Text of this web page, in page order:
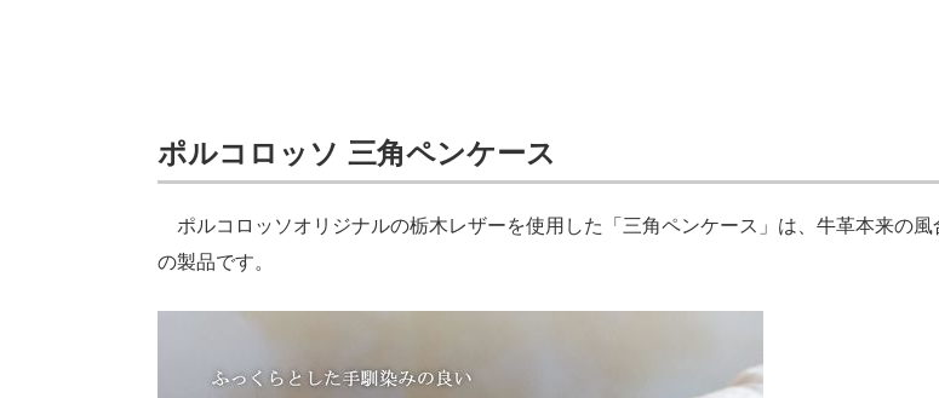
ポルコロッソ 三角ペンケース
ポルコロッソオリジナルの栃木レザーを使用した「三角ペンケース」は、牛革本来の風
の製品です。